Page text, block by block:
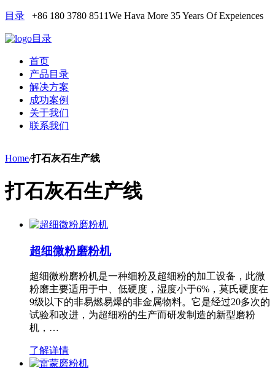
目录 +86 180 3780 8511We Hava More 35 Years Of Expeiences
目录
首页
产品目录
解决方案
成功案例
关于我们
联系我们
Home/打石灰石生产线
打石灰石生产线
超细微粉磨粉机
超细微粉磨粉机是一种细粉及超细粉的加工设备，此微
粉磨主要适用于中、低硬度，湿度小于6%，莫氏硬度在
9级以下的非易燃易爆的非金属物料。它是经过20多次的
试验和改进，为超细粉的生产而研发制造的新型磨粉
机，…
了解详情